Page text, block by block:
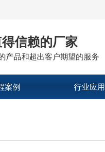
信赖的厂家
产品和超出客户期望的服务
案例 行业应用